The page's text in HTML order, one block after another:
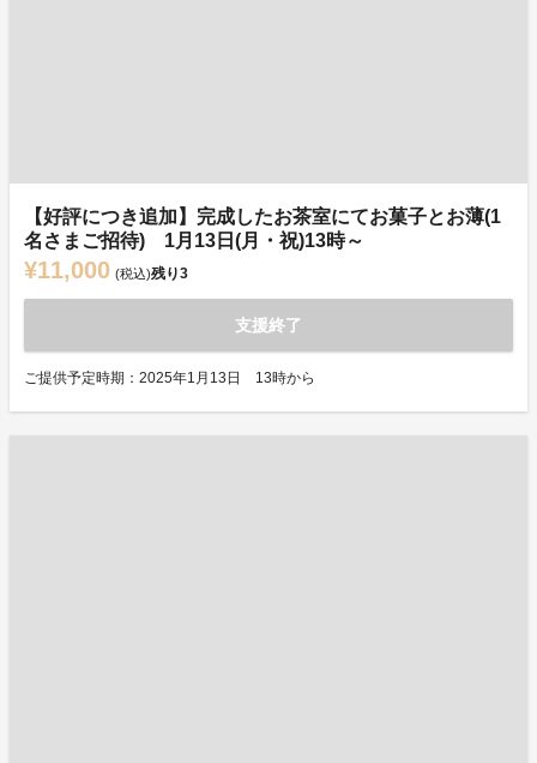
【好評につき追加】完成したお茶室にてお菓子とお薄(1
名さまご招待) 1月13日(月・祝)13時～
¥11,000 (税込)残り3
支援終了
ご提供予定時期：2025年1月13日 13時から